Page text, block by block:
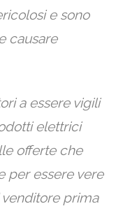
e sono
causare
a essere vigili
elettrici
offerte che
per essere vere
prima